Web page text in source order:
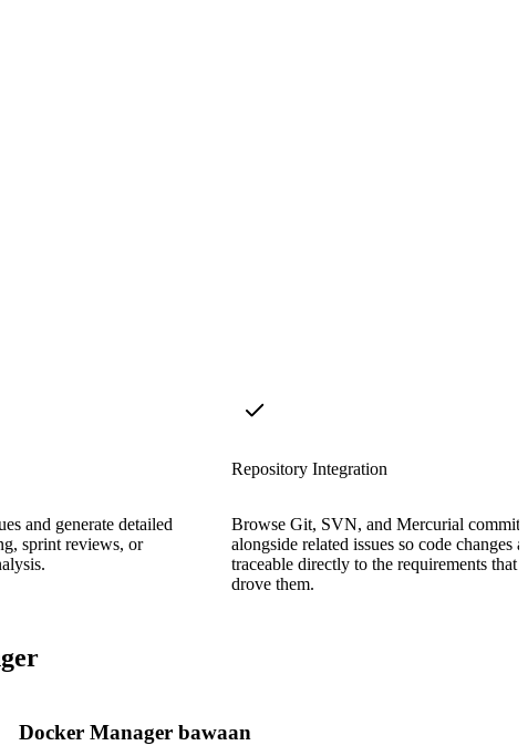
and generate detailed
sprint reviews, or
Repository Integration
Browse Git, SVN, and Mercurial commits
alongside related issues so code changes
traceable directly to the requirements that
drove them.
Docker Manager bawaan